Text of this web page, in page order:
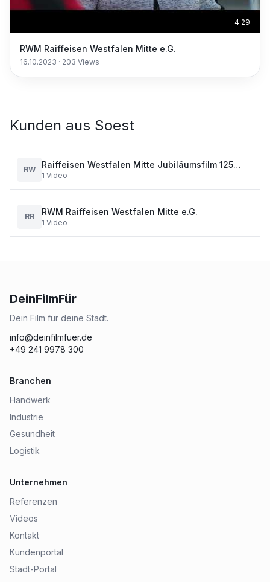
4:29
RWM Raiffeisen Westfalen Mitte e.G.
16.10.2023 · 203 Views
Kunden aus Soest
RW
Raiffeisen Westfalen Mitte Jubiläumsfilm 125
Jahre
1 Video
RR RWM Raiffeisen Westfalen Mitte e.G.
1 Video
DeinFilmFür
Dein Film für deine Stadt.
info@deinfilmfuer.de
+49 241 9978 300
Branchen
Handwerk
Industrie
Gesundheit
Logistik
Unternehmen
Referenzen
Videos
Kontakt
Kundenportal
Stadt-Portal